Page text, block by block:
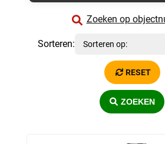
Zoeken op
Sorteren:
RESET
ZOEKEN